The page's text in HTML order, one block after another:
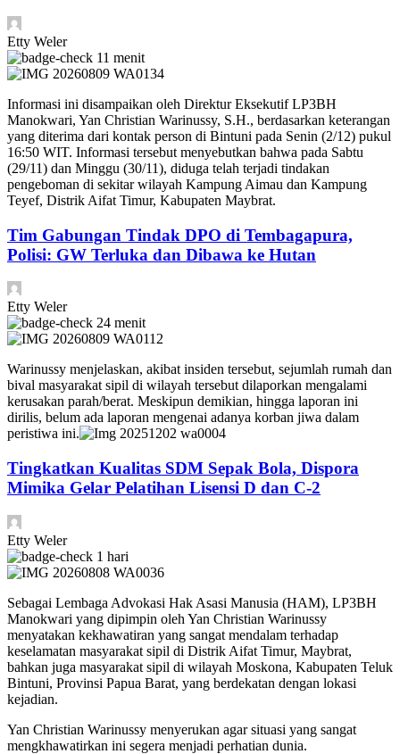
Etty Weler
11 menit
​Informasi ini disampaikan oleh Direktur Eksekutif LP3BH
Manokwari, Yan Christian Warinussy, S.H., berdasarkan keterangan
yang diterima dari kontak person di Bintuni pada Senin (2/12) pukul
16:50 WIT. Informasi tersebut menyebutkan bahwa pada Sabtu
(29/11) dan Minggu (30/11), diduga telah terjadi tindakan
pengeboman di sekitar wilayah Kampung Aimau dan Kampung
Teyef, Distrik Aifat Timur, Kabupaten Maybrat.
Tim Gabungan Tindak DPO di Tembagapura,
Polisi: GW Terluka dan Dibawa ke Hutan
Etty Weler
24 menit
Warinussy menjelaskan, akibat insiden tersebut, sejumlah rumah dan
bival masyarakat sipil di wilayah tersebut dilaporkan mengalami
kerusakan parah/berat. Meskipun demikian, hingga laporan ini
dirilis, belum ada laporan mengenai adanya korban jiwa dalam
peristiwa ini.
Tingkatkan Kualitas SDM Sepak Bola, Dispora
Mimika Gelar Pelatihan Lisensi D dan C-2
Etty Weler
1 hari
​Sebagai Lembaga Advokasi Hak Asasi Manusia (HAM), LP3BH
Manokwari yang dipimpin oleh Yan Christian Warinussy
menyatakan kekhawatiran yang sangat mendalam terhadap
keselamatan masyarakat sipil di Distrik Aifat Timur, Maybrat,
bahkan juga masyarakat sipil di wilayah Moskona, Kabupaten Teluk
Bintuni, Provinsi Papua Barat, yang berdekatan dengan lokasi
kejadian.
Yan Christian Warinussy menyerukan agar situasi yang sangat
mengkhawatirkan ini segera menjadi perhatian dunia.